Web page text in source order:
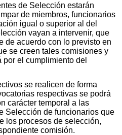
de Selección estarán
de miembros, funcionarios
igual o superior al del
vayan a intervenir, que
de acuerdo con lo previsto en
se creen tales comisiones y
el cumplimiento del
se realicen de forma
respectivas se podrá
carácter temporal a las
Selección de funcionarios que
los procesos de selección,
comisión.